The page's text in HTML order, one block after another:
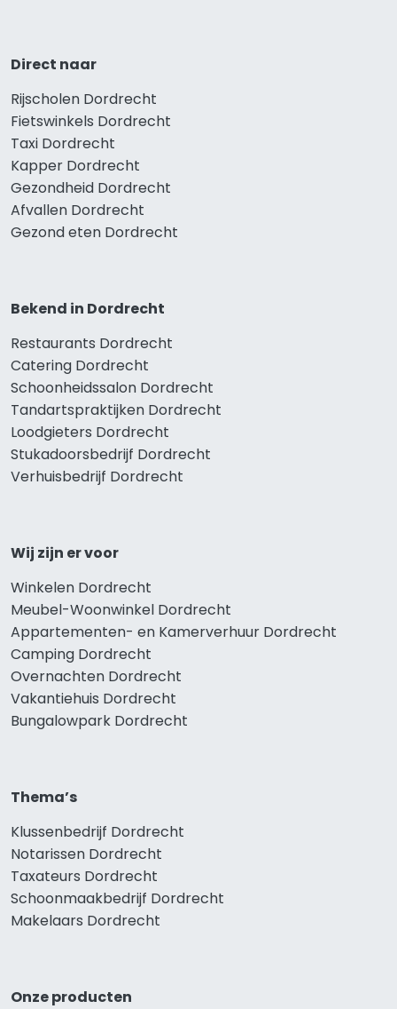
Direct naar
Rijscholen Dordrecht
Fietswinkels Dordrecht
Taxi Dordrecht
Kapper Dordrecht
Gezondheid Dordrecht
Afvallen Dordrecht
Gezond eten Dordrecht
Bekend in Dordrecht
Restaurants Dordrecht
Catering Dordrecht
Schoonheidssalon Dordrecht
Tandartspraktijken Dordrecht
Loodgieters Dordrecht
Stukadoorsbedrijf Dordrecht
Verhuisbedrijf Dordrecht
Wij zijn er voor
Winkelen Dordrecht
Meubel-Woonwinkel Dordrecht
Appartementen- en Kamerverhuur Dordrecht
Camping Dordrecht
Overnachten Dordrecht
Vakantiehuis Dordrecht
Bungalowpark Dordrecht
Thema’s
Klussenbedrijf Dordrecht
Notarissen Dordrecht
Taxateurs Dordrecht
Schoonmaakbedrijf Dordrecht
Makelaars Dordrecht
Onze producten